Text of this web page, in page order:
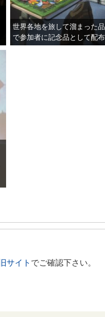
世界各地を旅して溜まった
で参加者に記念品として配布
旧サイト でご確認下さい。